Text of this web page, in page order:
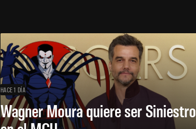
HACE 1 DÍA
Wagner Moura quiere ser Siniestro